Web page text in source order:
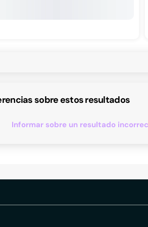
sobre estos resultados
Informar sobre un resultado